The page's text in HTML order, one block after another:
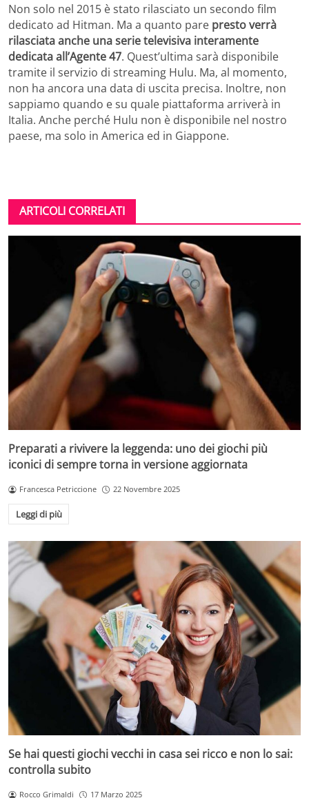
Non solo nel 2015 è stato rilasciato un secondo film
dedicato ad Hitman. Ma a quanto pare presto verrà
rilasciata anche una serie televisiva interamente
dedicata all’Agente 47. Quest’ultima sarà disponibile
tramite il servizio di streaming Hulu. Ma, al momento,
non ha ancora una data di uscita precisa. Inoltre, non
sappiamo quando e su quale piattaforma arriverà in
Italia. Anche perché Hulu non è disponibile nel nostro
paese, ma solo in America ed in Giappone.
ARTICOLI CORRELATI
Preparati a rivivere la leggenda: uno dei giochi più
iconici di sempre torna in versione aggiornata
Francesca Petriccione 22 Novembre 2025
Leggi di più
Se hai questi giochi vecchi in casa sei ricco e non lo sai:
controlla subito
Rocco Grimaldi 17 Marzo 2025